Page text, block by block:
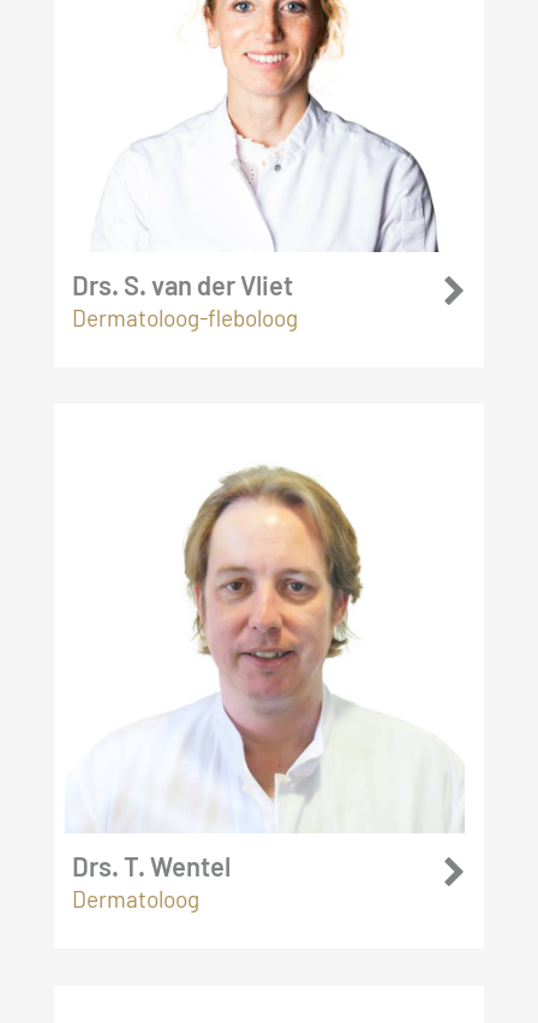
Drs. S. van der Vliet
Dermatoloog-fleboloog
Drs. T. Wentel
Dermatoloog